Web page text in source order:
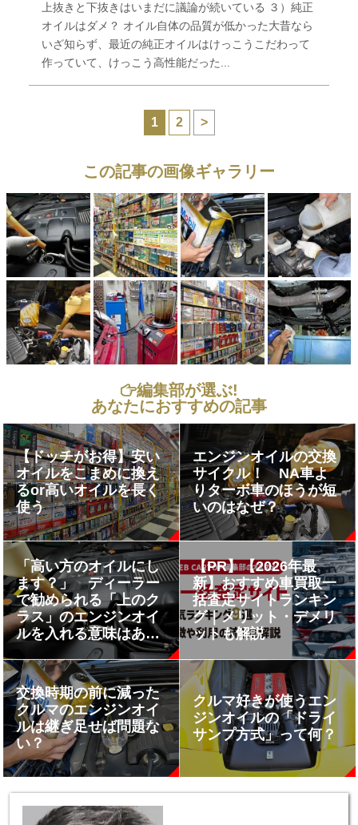
上抜きと下抜きはいまだに議論が続いている ３）純正
オイルはダメ？ オイル自体の品質が低かった大昔なら
いざ知らず、最近の純正オイルはけっこうこだわって
作っていて、けっこう高性能だった...
1 2 >
この記事の画像ギャラリー
編集部が選ぶ!
あなたにおすすめの記事
【ドッチがお得】安い
オイルをこまめに換え
るor高いオイルを長く
使う
エンジンオイルの交換
サイクル！ NA車よ
りターボ車のほうが短
いのはなぜ？
「高い方のオイルにし
ます？」 ディーラー
で勧められる「上のク
ラス」のエンジンオイ
ルを入れる意味はある
【PR】【2026年最
新】おすすめ車買取一
括査定サイトランキン
グ｜メリット・デメリ
ットも解説
交換時期の前に減った
クルマのエンジンオイ
ルは継ぎ足せば問題な
い？
クルマ好きが使うエン
ジンオイルの「ドライ
サンプ方式」って何？